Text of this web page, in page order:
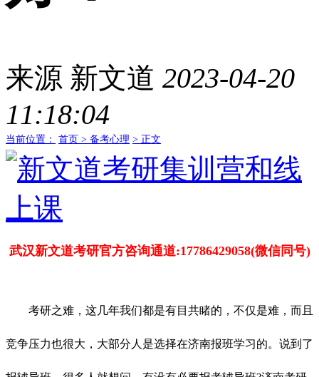
来源 新文道 2023-04-20
11:18:04
当前位置： 首页 > 备考心理 > 正文
武汉新文道考研官方咨询通道:17786429058(微信同号)
考研之难，这几年我们都是有目共睹的，不仅是难，而且
竞争压力也很大，大部分人是选择在济南报班学习的。说到了